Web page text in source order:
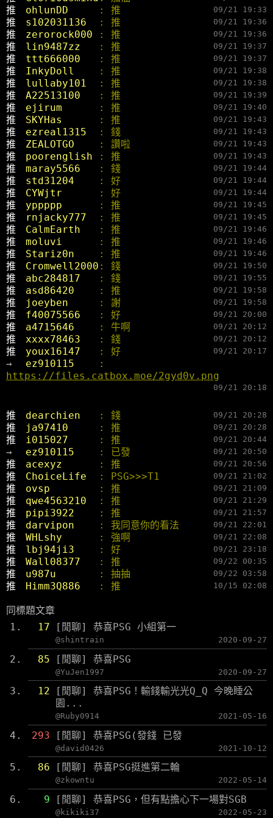
推 ohlunDD : 推 09/21 19:33
推 s102031136 : 推 09/21 19:36
推 zerorock000 : 推 09/21 19:36
推 lin9487zz : 推 09/21 19:37
推 ttt666000 : 推 09/21 19:37
推 InkyDoll : 推 09/21 19:38
推 lullaby101 : 推 09/21 19:38
推 A22513100 : 推 09/21 19:39
推 ejirum : 推 09/21 19:40
推 SKYHas : 推 09/21 19:43
推 ezreal1315 : 錢 09/21 19:43
推 ZEALOTGO : 讚啦 09/21 19:43
推 poorenglish : 推 09/21 19:43
推 maray5566 : 錢 09/21 19:44
推 std31204 : 好 09/21 19:44
推 CYWjtr : 好 09/21 19:44
推 yppppp : 推 09/21 19:45
推 rnjacky777 : 推 09/21 19:45
推 CalmEarth : 推 09/21 19:46
推 moluvi : 推 09/21 19:46
推 Stariz0n : 推 09/21 19:46
推 Cromwell2000 : 錢 09/21 19:50
推 abc284817 : 錢 09/21 19:55
推 asd86420 : 推 09/21 19:58
推 joeyben : 謝 09/21 19:58
推 f40075566 : 好 09/21 20:00
推 a4715646 : 牛啊 09/21 20:12
推 xxxx78463 : 錢 09/21 20:12
推 youx16147 : 好 09/21 20:17
→ ez910115
https://files.catbox.moe/2gyd0v.png
09/21 20:18
推 dearchien : 錢 09/21 20:28
推 ja97410 : 推 09/21 20:28
推 i015027 : 推 09/21 20:44
→ ez910115 : 已發 09/21 20:50
推 acexyz : 推 09/21 20:56
推 ChoiceLife : PSG>>>T1 09/21 21:02
推 ovsp : 推 09/21 21:09
推 qwe4563210 : 推 09/21 21:29
推 pipi3922 : 推 09/21 21:57
推 darvipon : 我同意你的看法 09/21 22:01
推 WHLshy : 強啊 09/21 22:08
推 lbj94ji3 : 好 09/21 23:18
推 Wall08377 : 推 09/22 00:35
推 u987u : 抽抽 09/22 03:58
推 Himm3Q886 : 推 10/15 02:08
同標題文章
17
[閒聊] 恭喜PSG 小組第一
@shintrain 2020-09-27
85 [閒聊] 恭喜PSG
@YuJen1997 2020-09-27
12
[閒聊] 恭喜PSG！輸錢輸光光Q_Q 今晚睡公
園...
@Ruby0914 2021-05-16
293 [閒聊] 恭喜PSG(發錢 已發
@david0426 2021-10-12
86 [閒聊] 恭喜PSG挺進第二輪
@zkowntu 2022-05-14
9 [閒聊] 恭喜PSG，但有點擔心下一場對SGB
@kikiki37 2022-05-23